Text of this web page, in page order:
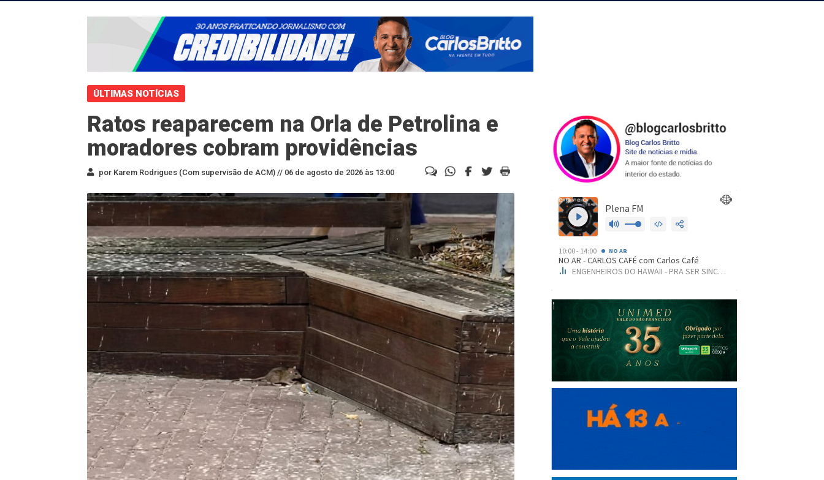
ÚLTIMAS NOTÍCIAS
Ratos reaparecem na Orla de Petrolina e
moradores cobram providências
por Karem Rodrigues (Com supervisão de ACM) // 06 de agosto de 2026 às 13:00